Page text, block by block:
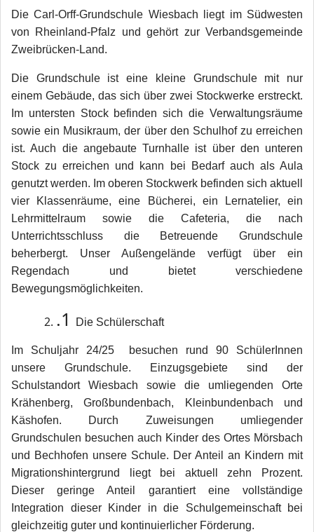
Die Carl-Orff-Grundschule Wiesbach liegt im Südwesten
von Rheinland-Pfalz und gehört zur Verbandsgemeinde
Zweibrücken-Land.
Die Grundschule ist eine kleine Grundschule mit nur
einem Gebäude, das sich über zwei Stockwerke erstreckt.
Im untersten Stock befinden sich die Verwaltungsräume
sowie ein Musikraum, der über den Schulhof zu erreichen
ist. Auch die angebaute Turnhalle ist über den unteren
Stock zu erreichen und kann bei Bedarf auch als Aula
genutzt werden. Im oberen Stockwerk befinden sich aktuell
vier Klassenräume, eine Bücherei, ein Lernatelier, ein
Lehrmittelraum sowie die Cafeteria, die nach
Unterrichtsschluss die Betreuende Grundschule
beherbergt. Unser Außengelände verfügt über ein
Regendach und bietet verschiedene
Bewegungsmöglichkeiten.
.1 Die Schülerschaft
Im Schuljahr 24/25 besuchen rund 90 SchülerInnen
unsere Grundschule. Einzugsgebiete sind der
Schulstandort Wiesbach sowie die umliegenden Orte
Krähenberg, Großbundenbach, Kleinbundenbach und
Käshofen. Durch Zuweisungen umliegender
Grundschulen besuchen auch Kinder des Ortes Mörsbach
und Bechhofen unsere Schule. Der Anteil an Kindern mit
Migrationshintergrund liegt bei aktuell zehn Prozent.
Dieser geringe Anteil garantiert eine vollständige
Integration dieser Kinder in die Schulgemeinschaft bei
gleichzeitig guter und kontinuierlicher Förderung.